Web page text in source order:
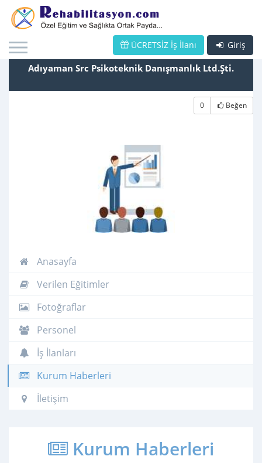
Giriş
ÜCRETSİZ İş İlanı
Adıyaman Src Psikoteknik Danışmanlık Ltd.Şti.
0 Beğen
Anasayfa
Verilen Eğitimler
Fotoğraflar
Personel
İş İlanları
Kurum Haberleri
İletişim
Kurum Haberleri